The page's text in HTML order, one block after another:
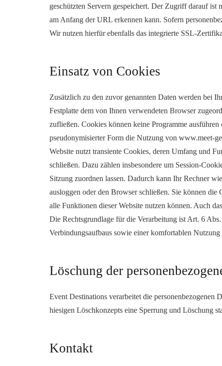
geschützten Servern gespeichert. Der Zugriff darauf ist
am Anfang der URL erkennen kann. Sofern
Wir nutzen hierfür ebenfalls das integrierte SSL-
Einsatz von Cookies
Zusätzlich zu den zuvor genannten Daten werden bei
Festplatte dem von Ihnen verwendeten Browser
zufließen. Cookies können keine Programme
pseudonymisierter Form die Nutzung von www.meet-
Website nutzt transiente Cookies, deren Umfang und
schließen. Dazu zählen insbesondere um Session-
Sitzung zuordnen lassen. Dadurch kann Ihr Rechner
ausloggen oder den Browser schließen. Sie können
alle Funktionen dieser Website nutzen können. Auch
Die Rechtsgrundlage für die Verarbeitung ist Art. 6
Verbindungsaufbaus sowie einer komfortablen
Löschung der
Event Destinations verarbeitet die
hiesigen Löschkonzepts eine Sperrung und Löschung
Kontakt